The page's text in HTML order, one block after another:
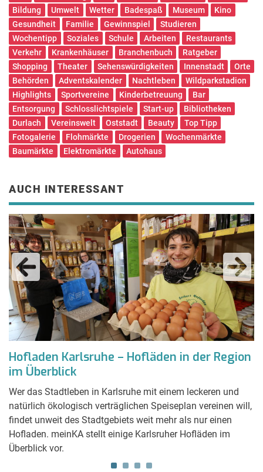
Bildung
Umwelt Wetter Badespaß Museum
Kino
Gesundheit
Familie Gewinnspiel
Studieren
Wochentipp
Soziales Schule Arbeiten
Restaurants
Verkehr
Krankenhäuser Branchenbuch
Ratgeber
Shopping
Theater Sehenswürdigkeiten Innenstadt
Orte
Behörden
Adventskalender Nachtleben
Wildparkstadion
Highlights
Sportvereine Kinderbetreuung
Bar
Entsorgung
Schlosslichtspiele Start-up
Bibliotheken
Durlach
Vereinswelt Oststadt Beauty
Top Tipp
Fotogalerie
Flohmärkte Drogerien
Wochenmärkte
Baumärkte
Elektromärkte Autohaus
AUCH INTERESSANT
Hofladen Karlsruhe – Hofläden in der Region
im Überblick
Wer das Stadtleben in Karlsruhe mit einem leckeren und
natürlich ökologisch verträglichen Speiseplan vereinen will,
findet unweit des Stadtgebiets weit mehr als nur einen
Hofladen. meinKA stellt einige Karlsruher Hofläden im
Überblick vor.